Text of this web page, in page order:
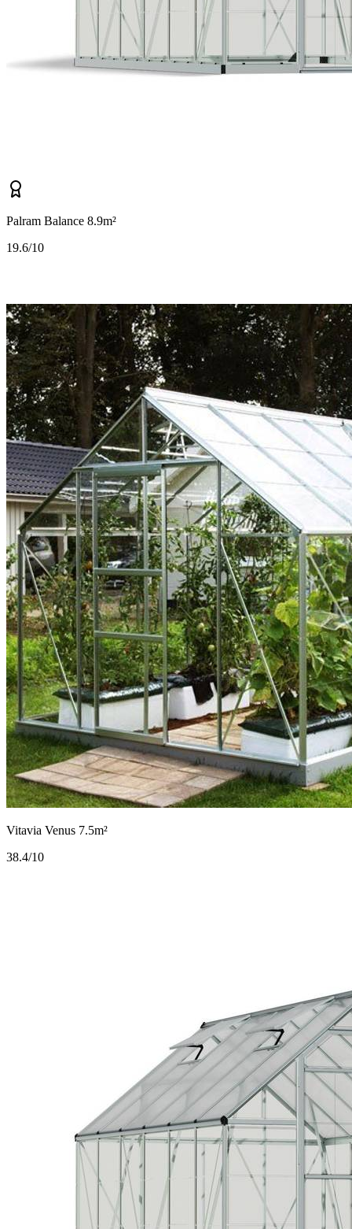
Palram Balance 8.9m²
19.6/10
Vitavia Venus 7.5m²
38.4/10